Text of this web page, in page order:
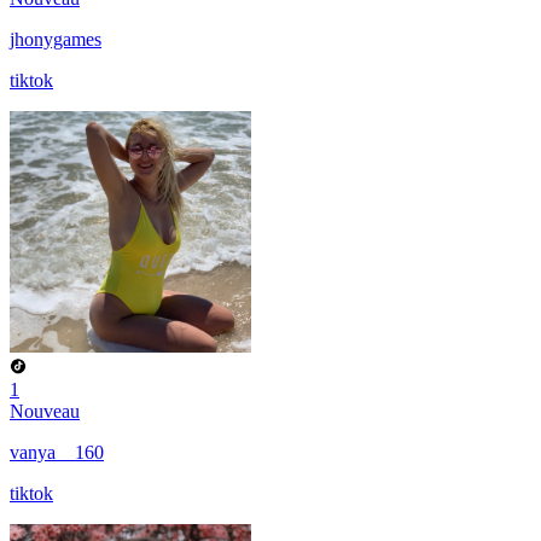
jhonygames
tiktok
1
Nouveau
vanya__160
tiktok